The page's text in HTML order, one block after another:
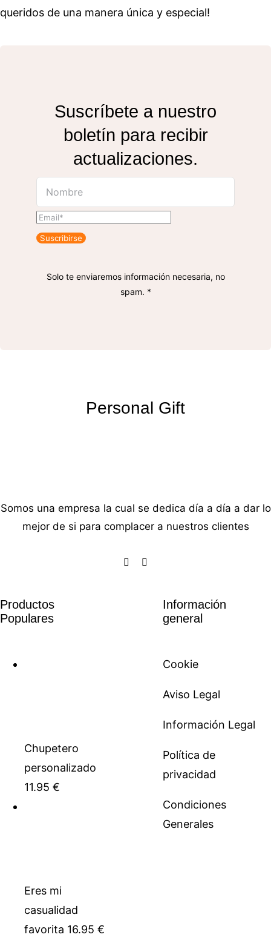
queridos de una manera única y especial!
Suscríbete a nuestro
boletín para recibir
actualizaciones.
Suscribirse
Solo te enviaremos información necesaria, no
spam. *
Personal Gift
Somos una empresa la cual se dedica día a día a dar lo
mejor de si para complacer a nuestros clientes
Productos
Populares
Chupetero
personalizado
11.95 €
Eres mi
casualidad
favorita 16.95 €
Información
general
Cookie
Aviso Legal
Información Legal
Política de
privacidad
Condiciones
Generales